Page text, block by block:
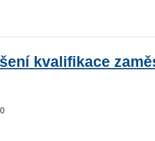
kvalifikace